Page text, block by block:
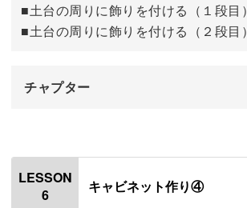
■土台の周りに飾りを付ける（１段目）
■土台の周りに飾りを付ける（２段目）
チャプター
はじめに
土台の周りに飾る材料 ( 1段目 )
LESSON
6
キャビネット作り④